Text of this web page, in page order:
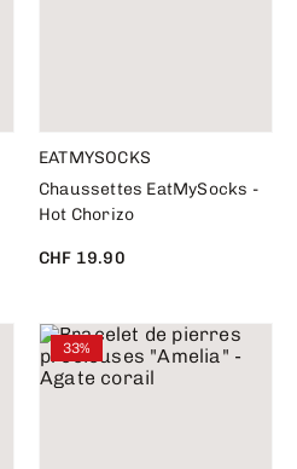
EATMYSOCKS
Chaussettes EatMySocks -
Hot Chorizo
CHF 19.90
33%